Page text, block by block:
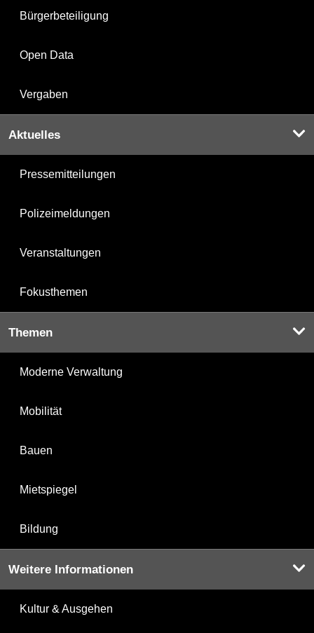
Bürgerbeteiligung
Open Data
Vergaben
Aktuelles
Pressemitteilungen
Polizeimeldungen
Veranstaltungen
Fokusthemen
Themen
Moderne Verwaltung
Mobilität
Bauen
Mietspiegel
Bildung
Weitere Informationen
Kultur & Ausgehen